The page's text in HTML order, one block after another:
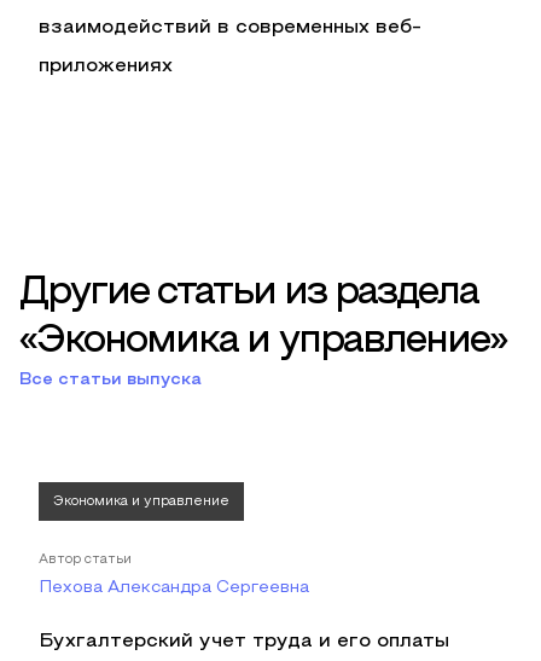
взаимодействий в современных веб-
приложениях
Другие статьи из раздела
«Экономика и управление»
Все статьи выпуска
Экономика и управление
Автор статьи
Пехова Александра Сергеевна
Бухгалтерский учет труда и его оплаты